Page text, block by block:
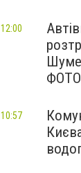
ФОТО
12:00
10:57